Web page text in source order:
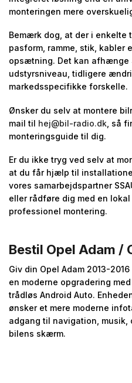
monteringen mere
Bemærk dog, at der i
pasform, ramme, stik, kabler
opsætning. Det kan afhænge
udstyrsniveau, tidligere
markedsspecifikke forskelle.
Ønsker du selv at montere
mail til hej@bil-radio.dk , så
monteringsguide til dig.
Er du ikke tryg ved selv at
at du får hjælp til
vores samarbejdspartner
eller rådføre dig med en
professionel montering.
Bestil Opel Adam /
Giv din Opel Adam 2013-
en moderne opgradering
trådløs Android Auto.
ønsker et mere moderne
adgang til navigation,
bilens skærm.